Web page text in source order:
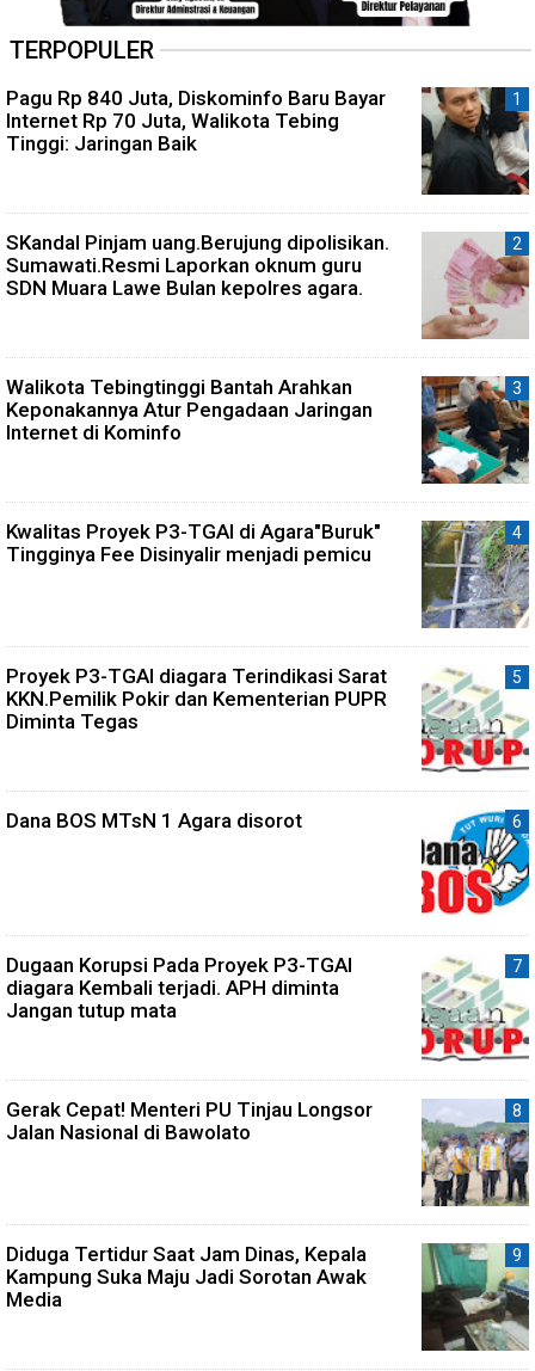
TERPOPULER
Pagu Rp 840 Juta, Diskominfo Baru Bayar
Internet Rp 70 Juta, Walikota Tebing
Tinggi: Jaringan Baik
SKandal Pinjam uang.Berujung dipolisikan.
Sumawati.Resmi Laporkan oknum guru
SDN Muara Lawe Bulan kepolres agara.
Walikota Tebingtinggi Bantah Arahkan
Keponakannya Atur Pengadaan Jaringan
Internet di Kominfo
Kwalitas Proyek P3-TGAI di Agara"Buruk"
Tingginya Fee Disinyalir menjadi pemicu
Proyek P3-TGAI diagara Terindikasi Sarat
KKN.Pemilik Pokir dan Kementerian PUPR
Diminta Tegas
Dana BOS MTsN 1 Agara disorot
Dugaan Korupsi Pada Proyek P3-TGAI
diagara Kembali terjadi. APH diminta
Jangan tutup mata
Gerak Cepat! Menteri PU Tinjau Longsor
Jalan Nasional di Bawolato
Diduga Tertidur Saat Jam Dinas, Kepala
Kampung Suka Maju Jadi Sorotan Awak
Media